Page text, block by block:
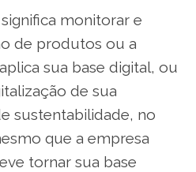
monitorar e
de produtos ou a
sua base digital, ou
de sua
sustentabilidade, no
que a empresa
tornar sua base